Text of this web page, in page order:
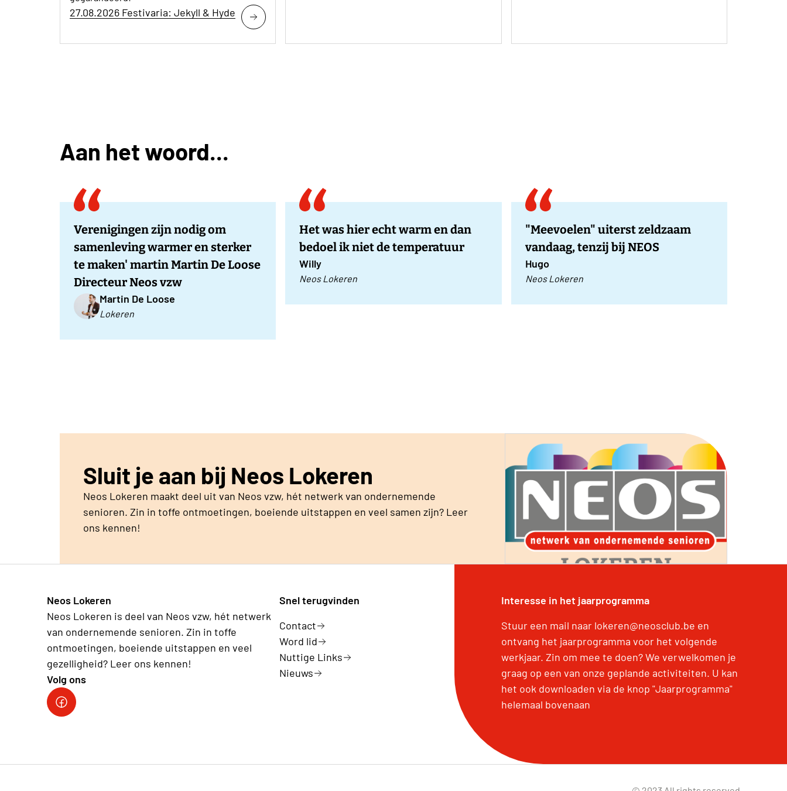
27.08.2026 Festivaria: Jekyll & Hyde
Aan het woord...
Verenigingen zijn nodig om
samenleving warmer en sterker
te maken' martin Martin De Loose
Directeur Neos vzw
Martin De Loose
Lokeren
Het was hier echt warm en dan
bedoel ik niet de temperatuur
Willy
Neos Lokeren
"Meevoelen" uiterst zeldzaam
vandaag, tenzij bij NEOS
Hugo
Neos Lokeren
Sluit je aan bij Neos Lokeren
Neos Lokeren maakt deel uit van Neos vzw, hét netwerk van ondernemende
senioren. Zin in toffe ontmoetingen, boeiende uitstappen en veel samen zijn? Leer
ons kennen!
Neos Lokeren
Neos Lokeren is deel van Neos vzw, hét netwerk
van ondernemende senioren. Zin in toffe
ontmoetingen, boeiende uitstappen en veel
gezelligheid? Leer ons kennen!
Volg ons
Neos DiNA
Snel terugvinden
Contact
Word lid
Nuttige Links
Nieuws
Interesse in het jaarprogramma
Stuur een mail naar lokeren@neosclub.be en
ontvang het jaarprogramma voor het volgende
werkjaar. Zin om mee te doen? We verwelkomen je
graag op een van onze geplande activiteiten. U kan
het ook downloaden via de knop "Jaarprogramma"
helemaal bovenaan